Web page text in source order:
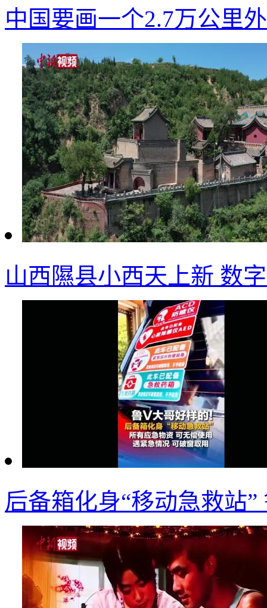
中国要画一个2.7万公里
山西隰县小西天上新 数
后备箱化身“移动急救站